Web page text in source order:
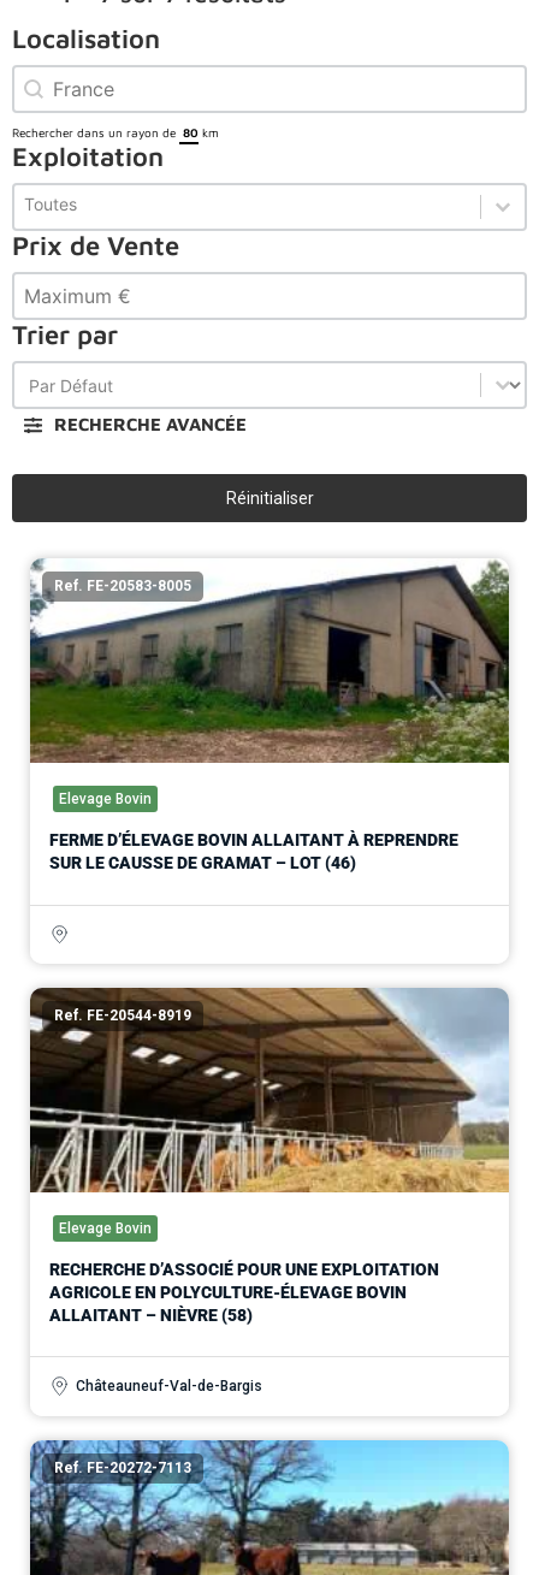
Localisation
Localisation
Localisation
Rechercher dans un rayon de km
Exploitation
Exploitation
Exploitation
Prix de Vente
Prix de Vente
Trier par
Trier par
Trier par
RECHERCHE AVANCÉE
Réinitialiser
Ref. FE-20583-8005
Elevage Bovin
FERME D’ÉLEVAGE BOVIN ALLAITANT À REPRENDRE
SUR LE CAUSSE DE GRAMAT – LOT (46)
Ref. FE-20544-8919
Elevage Bovin
RECHERCHE D’ASSOCIÉ POUR UNE EXPLOITATION
AGRICOLE EN POLYCULTURE-ÉLEVAGE BOVIN
ALLAITANT – NIÈVRE (58)
Châteauneuf-Val-de-Bargis
Ref. FE-20272-7113